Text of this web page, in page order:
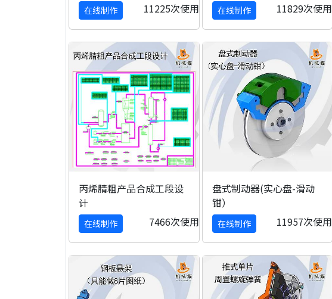
在线制作 11225次使用 在线制作 11829次使用
丙烯腈粗产品合成工段设
计
在线制作 7466次使用
盘式制动器(实心盘-滑动
钳）
在线制作 11957次使用